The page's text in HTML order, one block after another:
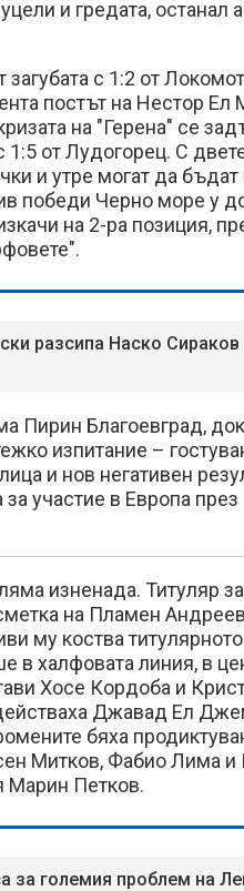
и гредата, останал
с 1:2 от
постът на Нестор Ел
на "Герена" се
от Лудогорец. С
и утре могат да
победи Черно море у
на 2-ра позиция,
разсипа Наско
Пирин Благоевград,
изпитание –
и нов негативен
участие в Европа през
изненада. Титуляр
на Пламен
му коства
в халфовата линия, в
Хосе Кордоба и
Джавад Ел
бяха
Митков, Фабио Лима и
Марин Петков.
за големия проблем на